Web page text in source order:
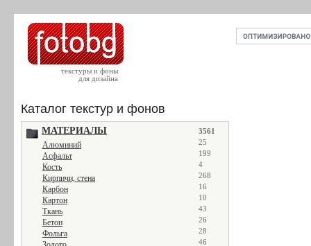
текстуры и фоны
для дизайна
Каталог текстур и фонов
МАТЕРИАЛЫ 3561
Алюминий 25
Асфальт 199
Кость 4
Кирпичи, стена 268
Карбон 16
Картон 10
Ткань 43
Бетон 26
Фольга 28
46